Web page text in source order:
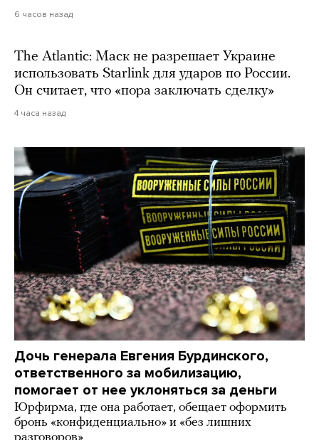
6 часов назад
The Atlantic: Маск не разрешает Украине
использовать Starlink для ударов по России.
Он считает, что «пора заключать сделку»
4 часа назад
Дочь генерала Евгения Бурдинского,
ответственного за мобилизацию,
помогает от нее уклоняться за деньги
Юрфирма, где она работает, обещает оформить
бронь «конфиденциально» и «без лишних